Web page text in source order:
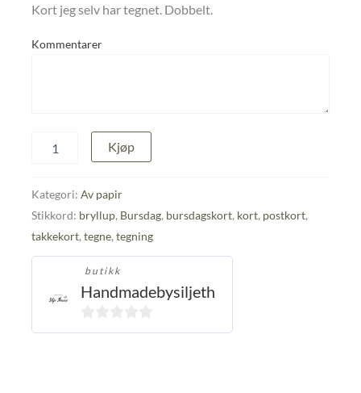
Kort jeg selv har tegnet. Dobbelt.
Kommentarer
Hjemmelaget
Kjøp
Kategori: Av papir
Stikkord: bryllup, Bursdag, bursdagskort, kort, postkort,
takkekort, tegne, tegning
butikk
Handmadebysiljeth
0